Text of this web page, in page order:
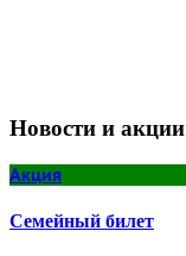
Новости и акции
Акция
Семейный билет